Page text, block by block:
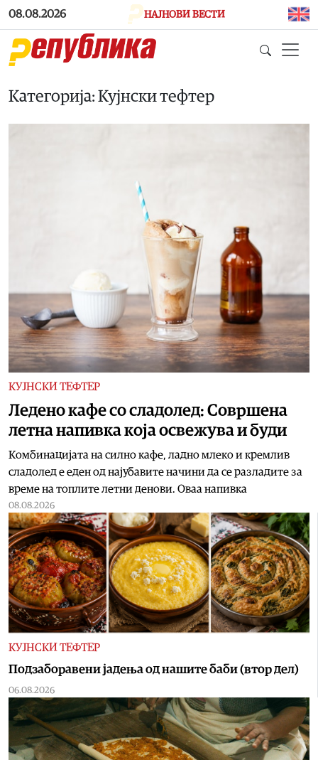
Skip to main content
08.08.2026 НАЈНОВИ ВЕСТИ
Категорија: Кујнски тефтер
КУЈНСКИ ТЕФТЕР
Ледено кафе со сладолед: Совршена
летна напивка која освежува и буди
Комбинацијата на силно кафе, ладно млеко и кремлив
сладолед е еден од најубавите начини да се разладите за
време на топлите летни денови. Оваа напивка
08.08.2026
КУЈНСКИ ТЕФТЕР
Подзаборавени јадења од нашите баби (втор дел)
06.08.2026